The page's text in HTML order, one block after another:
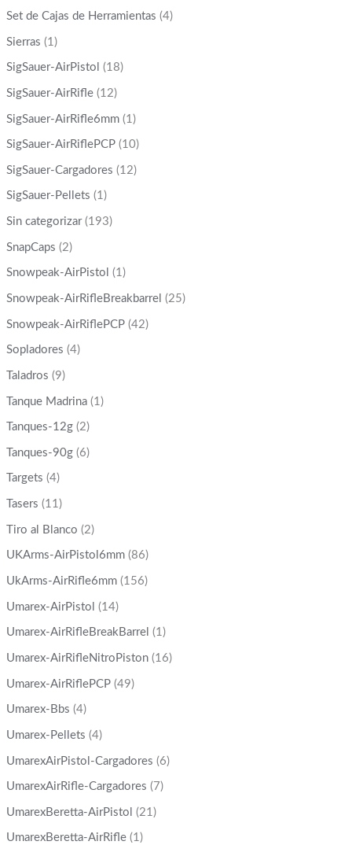
Set de Cajas de Herramientas (4)
Sierras (1)
SigSauer-AirPistol (18)
SigSauer-AirRifle (12)
SigSauer-AirRifle6mm (1)
SigSauer-AirRiflePCP (10)
SigSauer-Cargadores (12)
SigSauer-Pellets (1)
Sin categorizar (193)
SnapCaps (2)
Snowpeak-AirPistol (1)
Snowpeak-AirRifleBreakbarrel (25)
Snowpeak-AirRiflePCP (42)
Sopladores (4)
Taladros (9)
Tanque Madrina (1)
Tanques-12g (2)
Tanques-90g (6)
Targets (4)
Tasers (11)
Tiro al Blanco (2)
UKArms-AirPistol6mm (86)
UkArms-AirRifle6mm (156)
Umarex-AirPistol (14)
Umarex-AirRifleBreakBarrel (1)
Umarex-AirRifleNitroPiston (16)
Umarex-AirRiflePCP (49)
Umarex-Bbs (4)
Umarex-Pellets (4)
UmarexAirPistol-Cargadores (6)
UmarexAirRifle-Cargadores (7)
UmarexBeretta-AirPistol (21)
UmarexBeretta-AirRifle (1)